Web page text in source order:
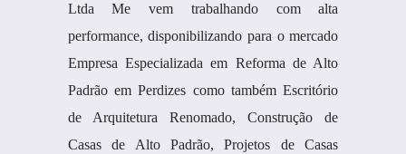
Ltda Me vem trabalhando com alta
performance, disponibilizando para o mercado
Empresa Especializada em Reforma de Alto
Padrão em Perdizes como também Escritório
de Arquitetura Renomado, Construção de
Casas de Alto Padrão, Projetos de Casas